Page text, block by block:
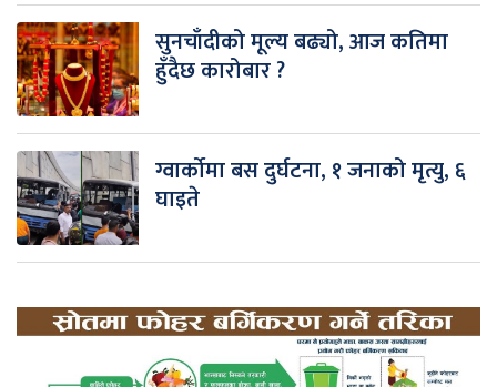
सुनचाँदीको मूल्य बढ्यो, आज कतिमा
हुँदैछ कारोबार ?
ग्वार्कोमा बस दुर्घटना, १ जनाको मृत्यु, ६
घाइते